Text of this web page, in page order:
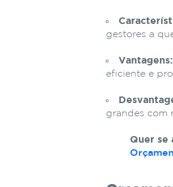
gestores a
Vantagens:
eficiente e
grandes com
Quer se